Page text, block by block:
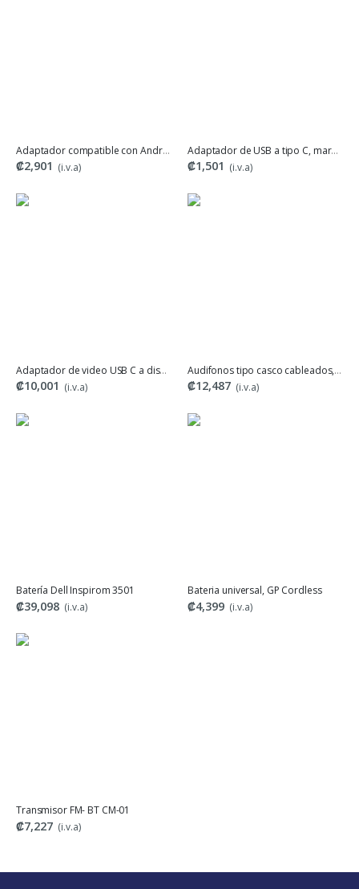
Adaptador compatible con Android, Iphone, Tipo C y PC USB
₡2,901 (i.v.a)
Adaptador de USB a tipo C, marca Seisa
₡1,501 (i.v.a)
Adaptador de video USB C a displayport, marca Imexx
₡10,001 (i.v.a)
Audifonos tipo casco cableados, LOGITECH
₡12,487 (i.v.a)
Batería Dell Inspirom 3501
₡39,098 (i.v.a)
Bateria universal, GP Cordless
₡4,399 (i.v.a)
Transmisor FM- BT CM-01
₡7,227 (i.v.a)